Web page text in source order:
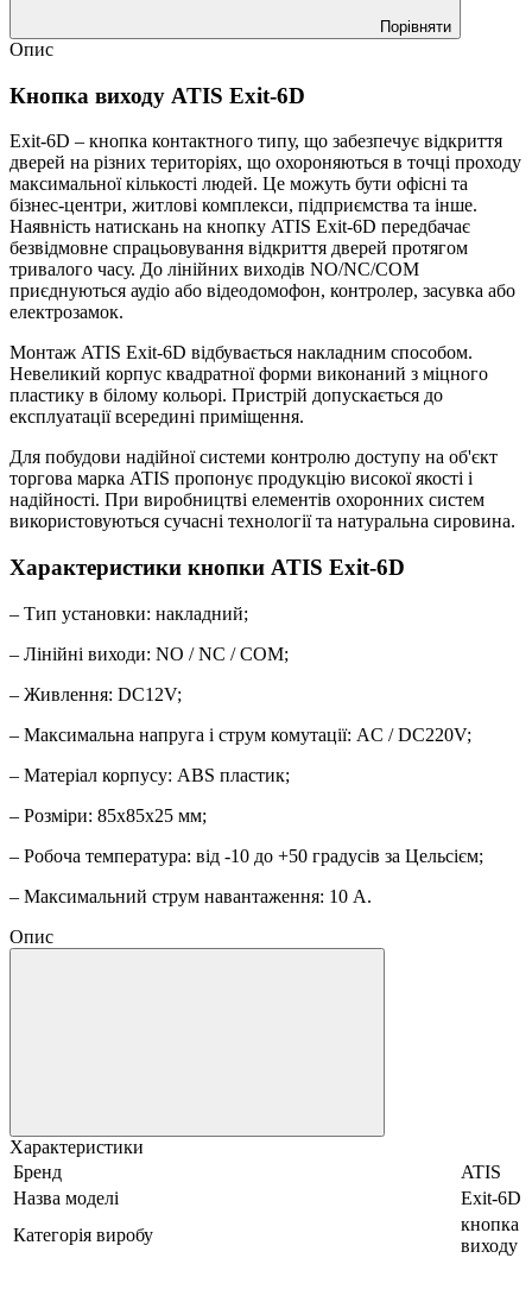
Порівняти
Опис
Кнопка виходу ATIS Exit-6D
Exit-6D – кнопка контактного типу, що забезпечує відкриття
дверей на різних територіях, що охороняються в точці проходу
максимальної кількості людей. Це можуть бути офісні та
бізнес-центри, житлові комплекси, підприємства та інше.
Наявність натискань на кнопку ATIS Exit-6D передбачає
безвідмовне спрацьовування відкриття дверей протягом
тривалого часу. До лінійних виходів NO/NC/COM
приєднуються аудіо або відеодомофон, контролер, засувка або
електрозамок.
Монтаж ATIS Exit-6D відбувається накладним способом.
Невеликий корпус квадратної форми виконаний з міцного
пластику в білому кольорі. Пристрій допускається до
експлуатації всередині приміщення.
Для побудови надійної системи контролю доступу на об'єкт
торгова марка ATIS пропонує продукцію високої якості і
надійності. При виробництві елементів охоронних систем
використовуються сучасні технології та натуральна сировина.
Характеристики кнопки ATIS Exit-6D
– Тип установки: накладний;
– Лінійні виходи: NO / NC / COM;
– Живлення: DC12V;
– Максимальна напруга і струм комутації: AC / DC220V;
– Матеріал корпусу: ABS пластик;
– Розміри: 85х85х25 мм;
– Робоча температура: від -10 до +50 градусів за Цельсієм;
– Максимальний струм навантаження: 10 A.
Опис
Характеристики
Бренд
ATIS
Назва моделі
Exit-6D
Категорія виробу
кнопка
виходу